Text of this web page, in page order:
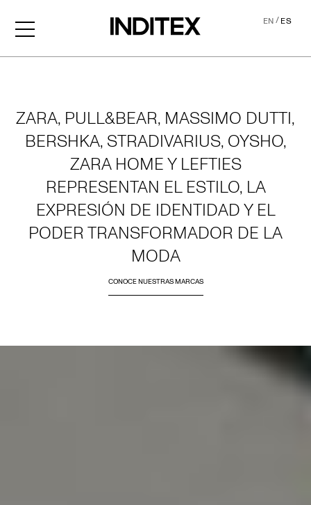
EN/ES
ZARA, PULL&BEAR, MASSIMO DUTTI,
BERSHKA, STRADIVARIUS, OYSHO,
ZARA HOME Y LEFTIES
REPRESENTAN EL ESTILO, LA
EXPRESIÓN DE IDENTIDAD Y EL
PODER TRANSFORMADOR DE LA
MODA
CONOCE NUESTRAS MARCAS